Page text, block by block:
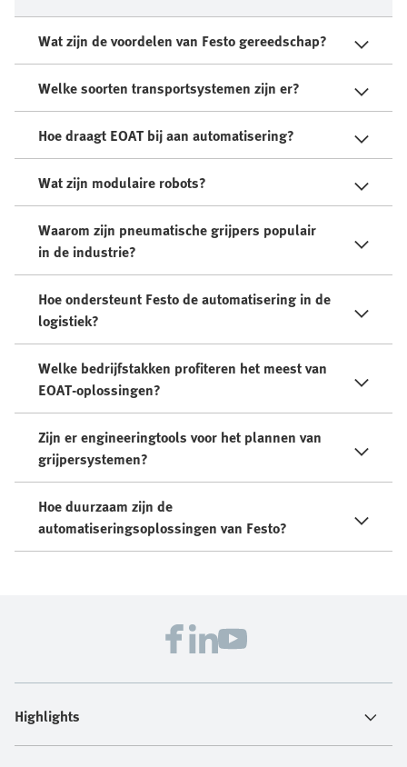
Wat zijn de voordelen van Festo gereedschap?
Welke soorten transportsystemen zijn er?
Hoe draagt EOAT bij aan automatisering?
Wat zijn modulaire robots?
Waarom zijn pneumatische grijpers populair
in de industrie?
Hoe ondersteunt Festo de automatisering in de
logistiek?
Welke bedrijfstakken profiteren het meest van
EOAT-oplossingen?
Zijn er engineeringtools voor het plannen van
grijpersystemen?
Hoe duurzaam zijn de
automatiseringsoplossingen van Festo?
Highlights